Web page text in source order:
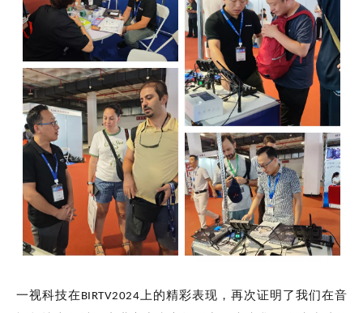
一视科技在BIRTV2024上的精彩表现，再次证明了我们在音
2024年广州（国际）演艺设备、智能声光产品技术展览会（